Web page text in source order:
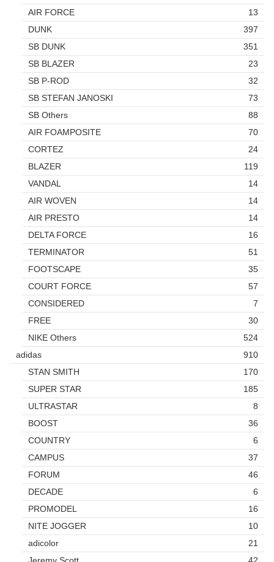
AIR FORCE
13
DUNK
397
SB DUNK
351
SB BLAZER
23
SB P-ROD
32
SB STEFAN JANOSKI
73
SB Others
88
AIR FOAMPOSITE
70
CORTEZ
24
BLAZER
119
VANDAL
14
AIR WOVEN
14
AIR PRESTO
14
DELTA FORCE
16
TERMINATOR
51
FOOTSCAPE
35
COURT FORCE
57
CONSIDERED
7
FREE
30
NIKE Others
524
adidas
910
STAN SMITH
170
SUPER STAR
185
ULTRASTAR
8
BOOST
36
COUNTRY
6
CAMPUS
37
FORUM
46
DECADE
6
PROMODEL
16
NITE JOGGER
10
adicolor
21